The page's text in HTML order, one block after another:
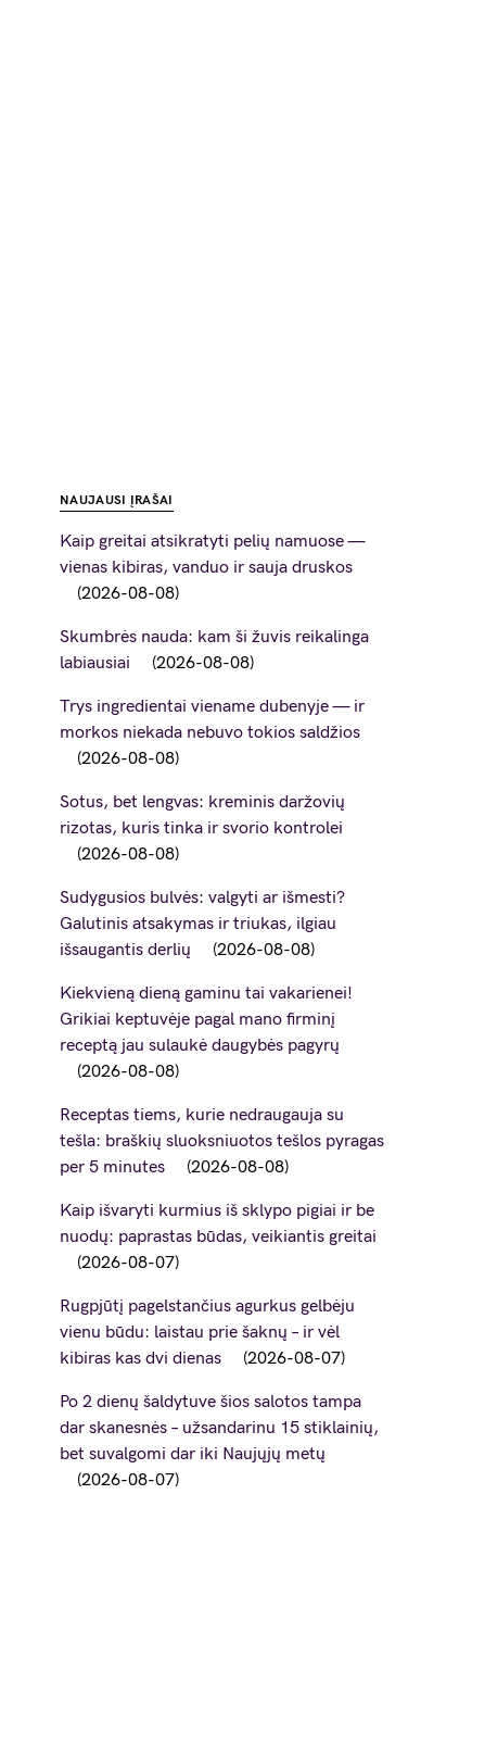
NAUJAUSI ĮRAŠAI
Kaip greitai atsikratyti pelių namuose —
vienas kibiras, vanduo ir sauja druskos
2026-08-08
Skumbrės nauda: kam ši žuvis reikalinga
labiausiai
2026-08-08
Trys ingredientai viename dubenyje — ir
morkos niekada nebuvo tokios saldžios
2026-08-08
Sotus, bet lengvas: kreminis daržovių
rizotas, kuris tinka ir svorio kontrolei
2026-08-08
Sudygusios bulvės: valgyti ar išmesti?
Galutinis atsakymas ir triukas, ilgiau
išsaugantis derlių
2026-08-08
Kiekvieną dieną gaminu tai vakarienei!
Grikiai keptuvėje pagal mano firminį
receptą jau sulaukė daugybės pagyrų
2026-08-08
Receptas tiems, kurie nedraugauja su
tešla: braškių sluoksniuotos tešlos pyragas
per 5 minutes
2026-08-08
Kaip išvaryti kurmius iš sklypo pigiai ir be
nuodų: paprastas būdas, veikiantis greitai
2026-08-07
Rugpjūtį pagelstančius agurkus gelbėju
vienu būdu: laistau prie šaknų – ir vėl
kibiras kas dvi dienas
2026-08-07
Po 2 dienų šaldytuve šios salotos tampa
dar skanesnės – užsandarinu 15 stiklainių,
bet suvalgomi dar iki Naujųjų metų
2026-08-07